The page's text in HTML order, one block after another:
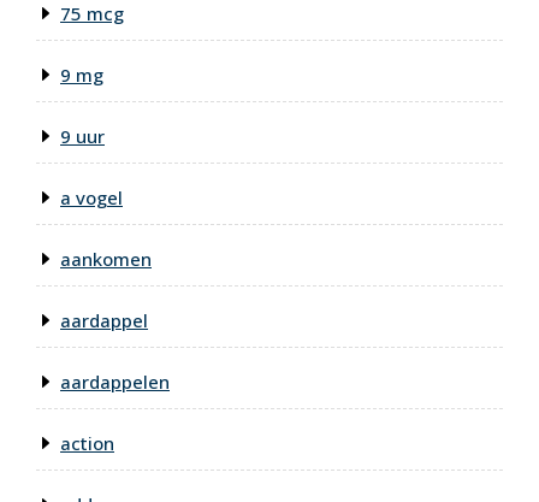
75 mcg
9 mg
9 uur
a vogel
aankomen
aardappel
aardappelen
action